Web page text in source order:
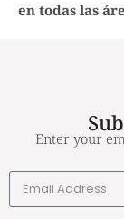
en todas las
Enter your